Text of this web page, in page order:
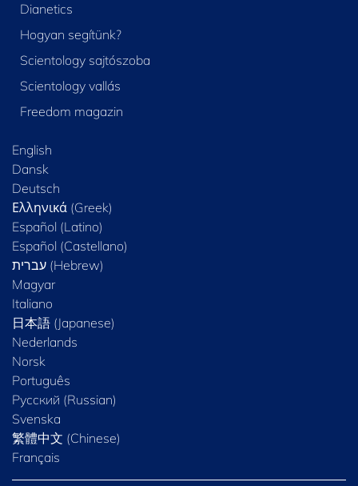
Dianetics
Hogyan segítünk?
Scientology sajtószoba
Scientology vallás
Freedom magazin
English
Dansk
Deutsch
Ελληνικά (Greek)
Español (Latino)
Español (Castellano)
Magyar
Italiano
日本語 (Japanese)
Nederlands
Norsk
Português
Русский (Russian)
Svenska
繁體中文 (Chinese)
Français